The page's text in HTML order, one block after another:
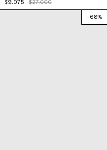
$9.075 $27.000
-68%